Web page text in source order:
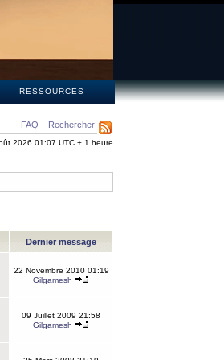
RESSOURCES
FAQ Rechercher
2026 01:07 UTC + 1 heure
Dernier message
22 Novembre 2010 01:19
Gilgamesh
09 Juillet 2009 21:58
Gilgamesh